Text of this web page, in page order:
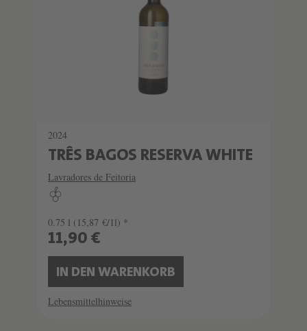
2024
TRÊS BAGOS RESERVA WHITE
Lavradores de Feitoria
0.75 l (15,87 €/1l) *
11,90 €
IN DEN WARENKORB
Lebensmittelhinweise